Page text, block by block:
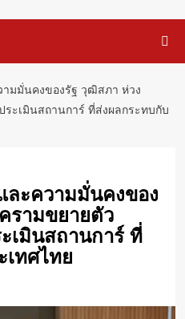
ามมั่นคงของรัฐ วุฒิสภา ห่วง
ะเมินสถานการ์ ที่ส่งผลกระทบกับ
ละความมั่นคงของ
รามขยายตัว
เมินสถานการ์ ที่
เทศไทย